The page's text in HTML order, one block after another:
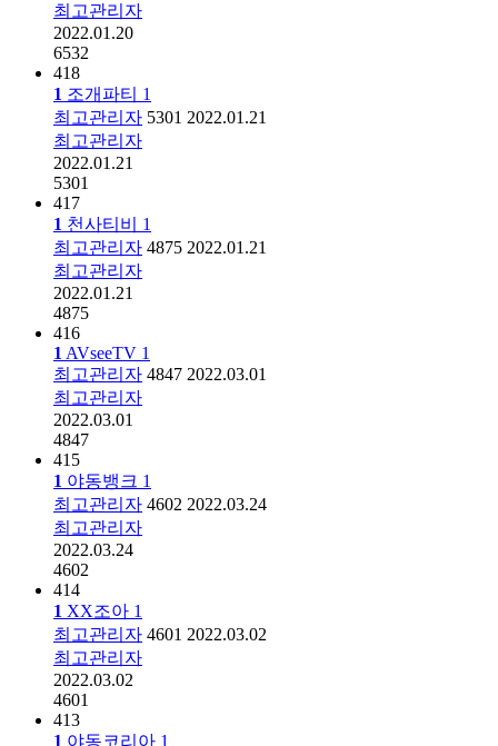
최고관리자
2022.01.20
6532
418
1 조개파티 1
최고관리자 5301 2022.01.21
최고관리자
2022.01.21
5301
417
1 천사티비 1
최고관리자 4875 2022.01.21
최고관리자
2022.01.21
4875
416
1 AVseeTV 1
최고관리자 4847 2022.03.01
최고관리자
2022.03.01
4847
415
1 야동뱅크 1
최고관리자 4602 2022.03.24
최고관리자
2022.03.24
4602
414
1 XX조아 1
최고관리자 4601 2022.03.02
최고관리자
2022.03.02
4601
413
1 야동코리아 1